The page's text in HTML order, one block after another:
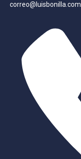
correo@luisbonilla.com